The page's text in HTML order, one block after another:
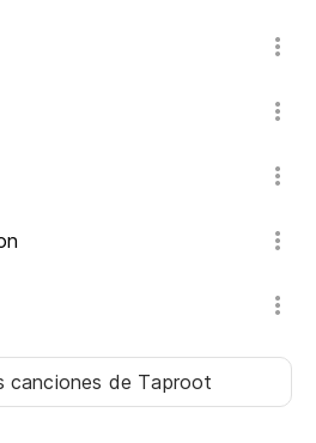
canciones de Taproot